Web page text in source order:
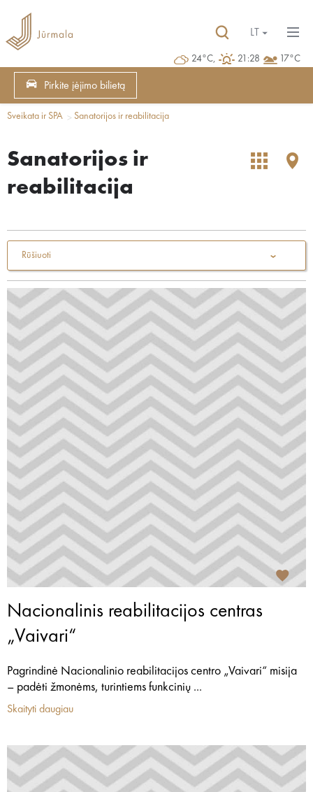
24°C, 21:28 17°C
LT
Pirkite įėjimo bilietą
Sveikata ir SPA Sanatorijos ir reabilitacija
Sanatorijos ir
reabilitacija
Rūšiuoti
Nacionalinis reabilitacijos centras
„Vaivari“
Pagrindinė Nacionalinio reabilitacijos centro „Vaivari“ misija
– padėti žmonėms, turintiems funkcinių ...
Skaityti daugiau